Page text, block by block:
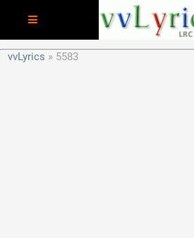
vvLyrics
5583